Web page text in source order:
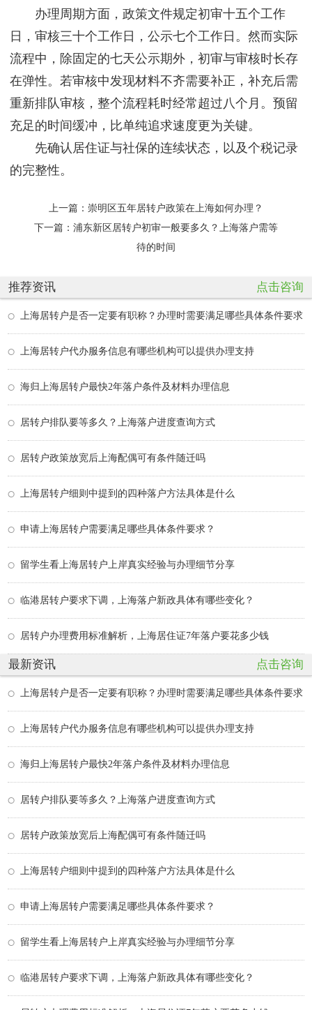
办理周期方面，政策文件规定初审十五个工作
日，审核三十个工作日，公示七个工作日。然而实际
流程中，除固定的七天公示期外，初审与审核时长存
在弹性。若审核中发现材料不齐需要补正，补充后需
重新排队审核，整个流程耗时经常超过八个月。预留
充足的时间缓冲，比单纯追求速度更为关键。
先确认居住证与社保的连续状态，以及个税记录
的完整性。
上一篇： 崇明区五年居转户政策在上海如何办理？
下一篇： 浦东新区居转户初审一般要多久？上海落户需等
待的时间
推荐资讯 点击咨询
上海居转户是否一定要有职称？办理时需要满足哪些具体条件要求
上海居转户代办服务信息有哪些机构可以提供办理支持
海归上海居转户最快2年落户条件及材料办理信息
居转户排队要等多久？上海落户进度查询方式
居转户政策放宽后上海配偶可有条件随迁吗
上海居转户细则中提到的四种落户方法具体是什么
申请上海居转户需要满足哪些具体条件要求？
留学生看上海居转户上岸真实经验与办理细节分享
临港居转户要求下调，上海落户新政具体有哪些变化？
居转户办理费用标准解析，上海居住证7年落户要花多少钱
最新资讯 点击咨询
上海居转户是否一定要有职称？办理时需要满足哪些具体条件要求
上海居转户代办服务信息有哪些机构可以提供办理支持
海归上海居转户最快2年落户条件及材料办理信息
居转户排队要等多久？上海落户进度查询方式
居转户政策放宽后上海配偶可有条件随迁吗
上海居转户细则中提到的四种落户方法具体是什么
申请上海居转户需要满足哪些具体条件要求？
留学生看上海居转户上岸真实经验与办理细节分享
临港居转户要求下调，上海落户新政具体有哪些变化？